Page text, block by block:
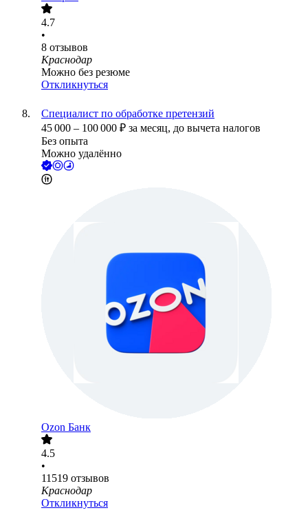
4.7
•
8 отзывов
Краснодар
Можно без резюме
Откликнуться
Специалист по обработке претензий
45 000 – 100 000 ₽ за месяц, до вычета налогов
Без опыта
Можно удалённо
Ozon Банк
4.5
•
11519 отзывов
Краснодар
Откликнуться